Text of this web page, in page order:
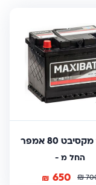
80 אמפר
החל מ -
₪
650
₪